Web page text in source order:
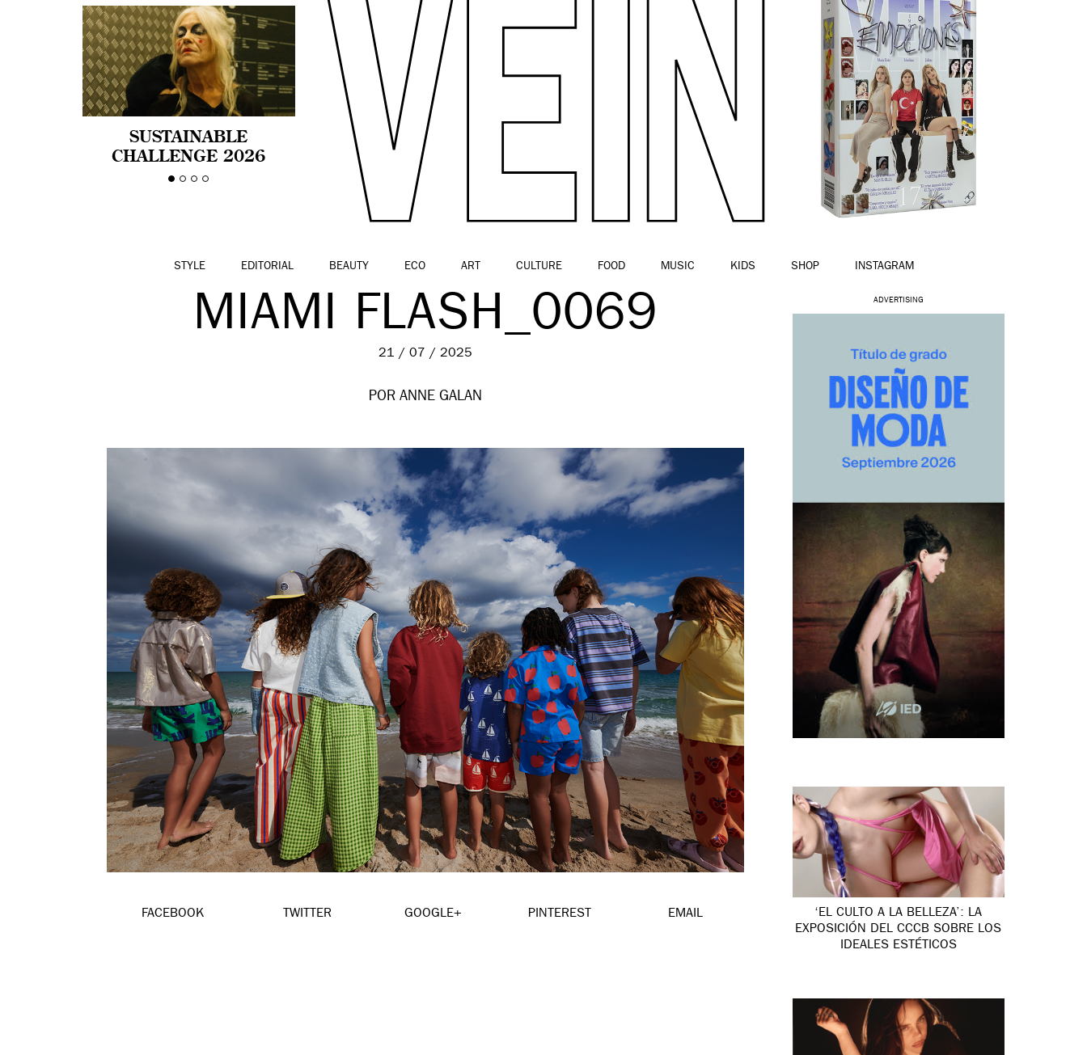
SUSTAINABLE
CHALLENGE 2026
CELEBRA LA
STYLE EDITORIAL BEAUTY ECO ART CULTURE FOOD MUSIC KIDS SHOP INSTAGRAM
MIAMI FLASH_0069
21 / 07 / 2025
POR ANNE GALAN
FACEBOOK TWITTER GOOGLE+ PINTEREST EMAIL
ADVERTISING
‘EL CULTO A LA BELLEZA’: LA
EXPOSICIÓN DEL CCCB SOBRE LOS
IDEALES ESTÉTICOS